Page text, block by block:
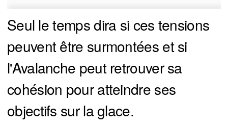
Seul le temps dira si ces tensions
peuvent être surmontées et si
l'Avalanche peut retrouver sa
cohésion pour atteindre ses
objectifs sur la glace.